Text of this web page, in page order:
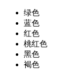
绿色
蓝色
红色
桃红色
黑色
褐色